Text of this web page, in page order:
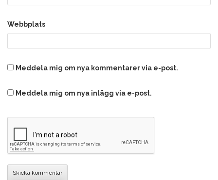
Webbplats
Meddela mig om nya kommentarer via e-post.
Meddela mig om nya inlägg via e-post.